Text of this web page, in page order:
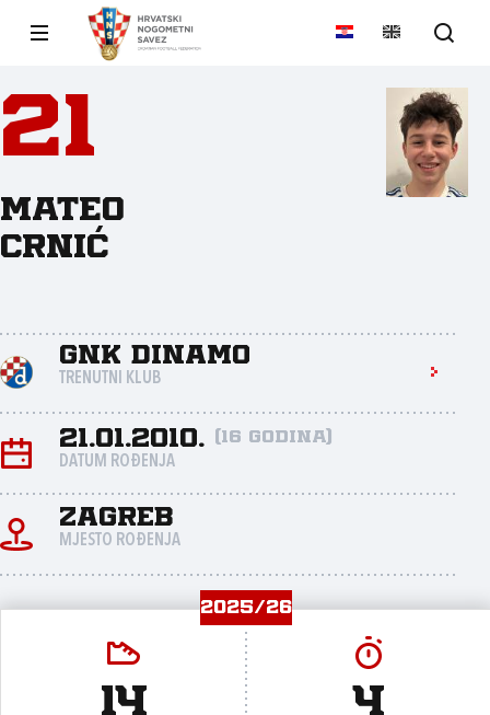
21
Mateo
Crnić
GNK Dinamo
TRENUTNI KLUB
21.01.2010. (16 godina)
DATUM ROĐENJA
Zagreb
MJESTO ROĐENJA
2025/26
14 4